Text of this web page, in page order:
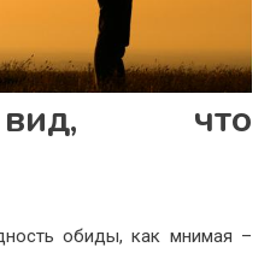
что
обиды, как мнимая –